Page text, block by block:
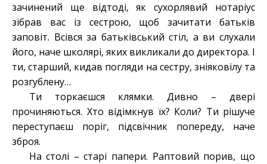
зачинений ще відтоді, як сухорлявий нотаріус
зібрав вас із сестрою, щоб зачитати батьків
заповіт. Всівся за батьківський стіл, а ви слухали
його, наче школярі, яких викликали до директора. І
ти, старший, кидав погляди на сестру, зніяковілу та
розгублену…
Ти торкаєшся клямки. Дивно – двері
прочиняються. Хто відімкнув їх? Коли? Ти рішуче
переступаєш поріг, підсвічник попереду, наче
зброя.
На столі – старі папери. Раптовий порив, що